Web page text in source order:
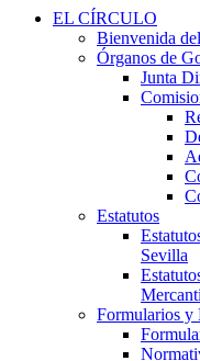
EL CÍRCULO
Bienvenida
Órganos de
Junta
Estatutos
Sevilla
Formularios y